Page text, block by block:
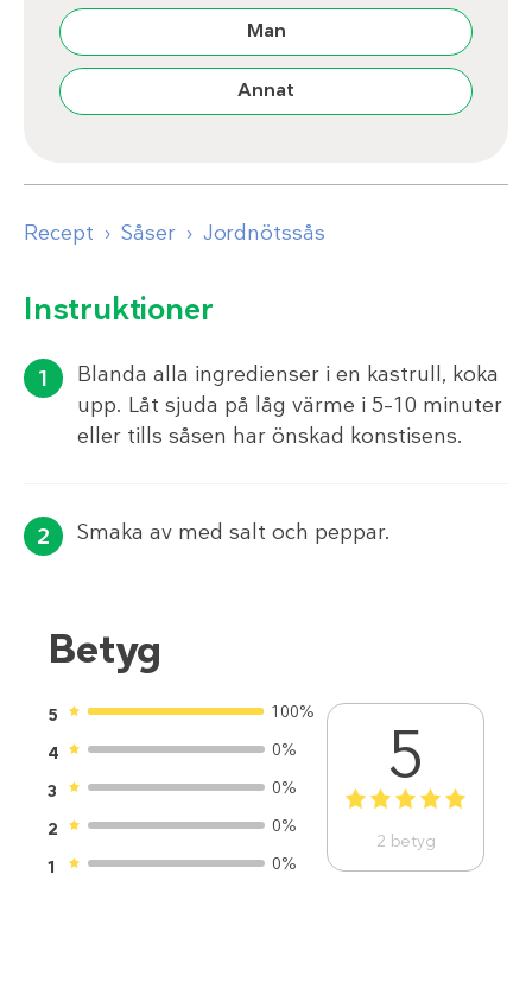
Man
Annat
Recept Såser Jordnötssås
Instruktioner
Blanda alla ingredienser i en kastrull, koka
upp. Låt sjuda på låg värme i 5–10 minuter
eller tills såsen har önskad konstisens.
Smaka av med salt och peppar.
Betyg
5
100%
4
0%
3
0%
2
0%
1
0%
5
1 2 3 4 5
2 betyg